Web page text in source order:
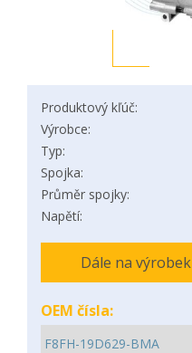
Produktový kľúč:
Výrobce:
Typ:
Spojka:
Průměr spojky:
Napětí:
Dále na výrobek
OEM čísla: